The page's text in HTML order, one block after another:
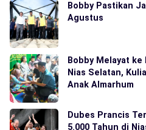
Bobby Pastikan
Agustus
Bobby Melayat ke
Nias Selatan,
Anak Almarhum
Dubes Prancis
5.000 Tahun di